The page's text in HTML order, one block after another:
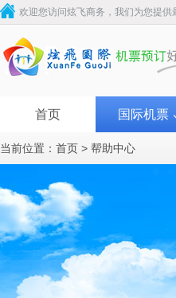
欢迎您访问炫飞商务，我们为您提供
首页 国际机票
当前位置： 首页 > 帮助中心